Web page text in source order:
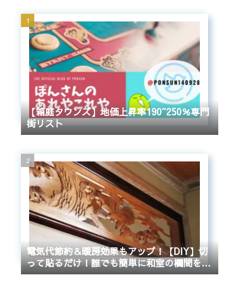
【箱庭タウンズ】地価上昇率190~250％専門
街リスト
電気代節約＆暖房効果もアップ！【DIY】切
って貼るだけ！誰でも簡単に和室の欄間をふ
さぐ方法